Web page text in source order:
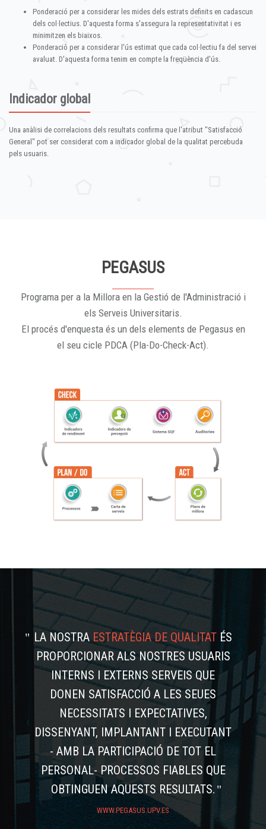
Ponderació per a considerar les mides dels estrats definits en cadascun
dels col·lectius. D'aquesta forma s'assegura la representativitat i es
minimitzen els biaixos.
Ponderació per a considerar l'ús estimat que cada col·lectiu fa del servei
avaluat. D'aquesta forma tenim en compte la freqüència d'ús.
Indicador global
Una anàlisi de correlacions dels resultats confirma que l'atribut "Satisfacció
General" pot ser considerat com a indicador global de la qualitat percebuda
pels usuaris.
PEGASUS
Programa per a la Millora en la Gestió de l'Administració i
els Serveis Universitaris.
El procés d'enquesta és un dels elements de Pegasus en
el seu cicle PDCA (Pla-Do-Check-Act).
LA NOSTRAESTRATÈGIA DE QUALITAT ÉS
PROPORCIONAR ALS NOSTRES USUARIS
INTERNS I EXTERNS SERVEIS QUE
DONEN SATISFACCIÓ A LES SEUES
NECESSITATS I EXPECTATIVES,
DISSENYANT, IMPLANTANT I EXECUTANT
- AMB LA PARTICIPACIÓ DE TOT EL
PERSONAL- PROCESSOS FIABLES QUE
OBTINGUEN AQUESTS RESULTATS.
WWW.PEGASUS.UPV.ES